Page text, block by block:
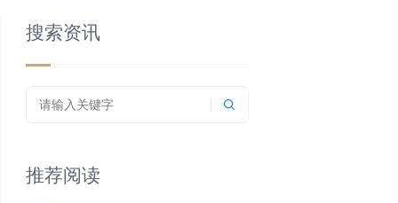
搜索资讯
推荐阅读